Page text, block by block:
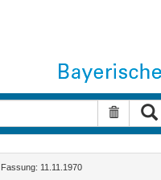
Suche
Fassung: 11.11.1970